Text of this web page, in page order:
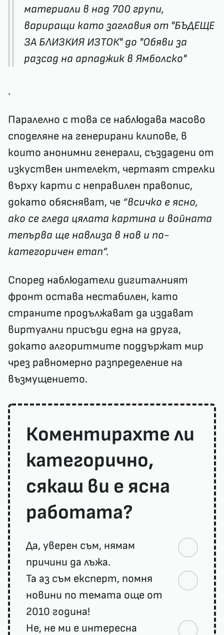
материали в над 700 групи,
вариращи като заглавия от "БЪДЕЩЕ
ЗА БЛИЗКИЯ ИЗТОК" до "Обяви за
разсад на арпаджик в Ямболско"
.
Паралелно с това се наблюдава масово
споделяне на генерирани клипове, в
които анонимни генерали, създадени от
изкуствен интелект, чертаят стрелки
върху карти с неправилен правопис,
докато обясняват, че “всичко е ясно,
ако се гледа цялата картина и войната
тепърва ще навлиза в нов и по-
категоричен етап”.
Според наблюдатели дигиталният
фронт остава нестабилен, като
страните продължават да издават
виртуални присъди една на друга,
докато алгоритмите поддържат мир
чрез равномерно разпределение на
възмущението.
Коментирахте ли
категорично,
сякаш ви е ясна
работата?
Да, уверен съм, нямам
причини да лъжа.
Та аз съм експерт, помня
новини по темата още от
2010 година!
Не, не ми е интересна